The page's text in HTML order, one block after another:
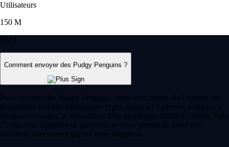
Utilisateurs
150 M
FAQ
Comment envoyer des Pudgy Penguins ?
Pour envoyer des Pudgy Penguins, vous avez besoin de l'adresse du
destinataire et d'une plateforme crypto. Saisissez l'adresse, indiquez le
montant et validez la transaction. Une plateforme intuitive comme l'app
Crypto.com simplifie ce processus et vous permet de gérer vos
transferts directement depuis votre téléphone.